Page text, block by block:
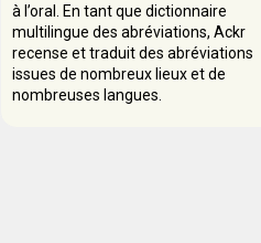
à l’oral. En tant que dictionnaire
multilingue des abréviations, Ackr
recense et traduit des abréviations
issues de nombreux lieux et de
nombreuses langues.